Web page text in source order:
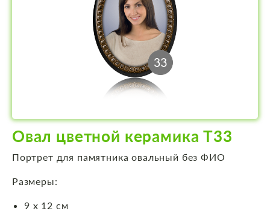
Овал цветной керамика Т33
Портрет для памятника овальный без ФИО
Размеры:
9 х 12 см